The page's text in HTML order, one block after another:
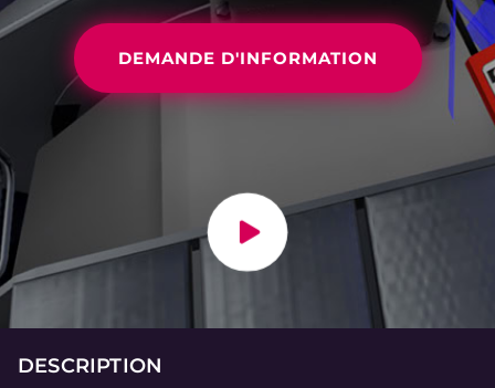
DEMANDE D'INFORMATION
DESCRIPTION